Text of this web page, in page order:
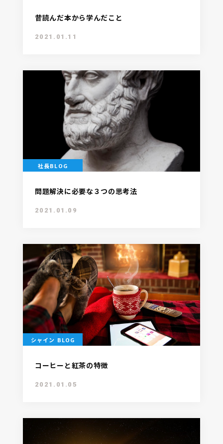
昔読んだ本から学んだこと
2021.01.11
社長BLOG
問題解決に必要な３つの思考法
2021.01.09
シャイン BLOG
コーヒーと紅茶の特徴
2021.01.05